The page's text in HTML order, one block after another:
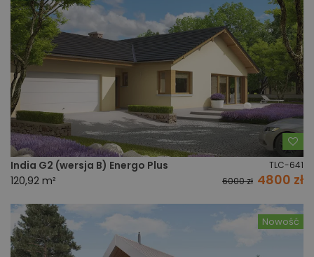
India G2 (wersja B) Energo Plus TLC-641
120,92 m² 6000 zł 4800 zł
Nowość